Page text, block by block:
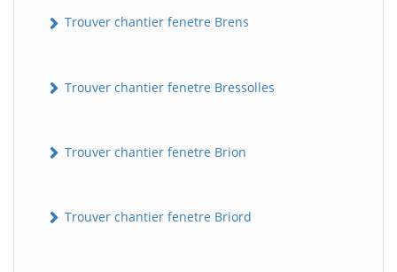
Trouver chantier fenetre Brens
Trouver chantier fenetre Bressolles
Trouver chantier fenetre Brion
Trouver chantier fenetre Briord